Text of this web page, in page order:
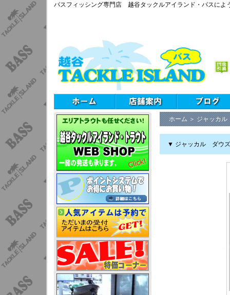
バスフィッシング専門店 越谷タックルアイランド・バスによ
ホーム ＞ ジャッカル
▼ ジャッカル ダウズ